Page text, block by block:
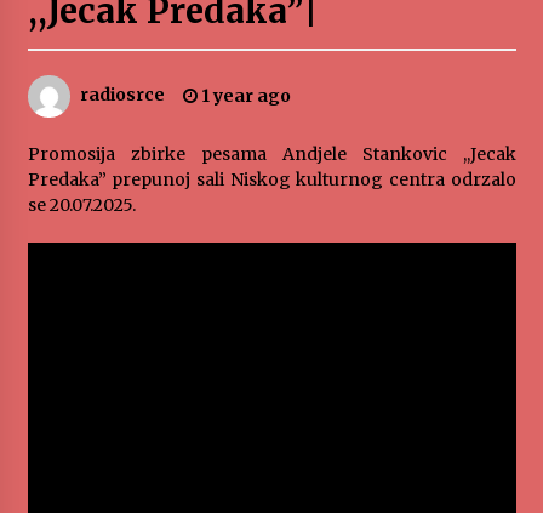
„Караван безбедности саобраћаја
3 months ago
3 months ago
Povratak u kancelarije časopisa Runway u filmu
,,Jecak Predaka”|
radiosrce 1 year ago
Promosija zbirke pesama Andjele Stankovic ,,Jecak
Predaka” prepunoj sali Niskog kulturnog centra odrzalo
se 20.07.2025.